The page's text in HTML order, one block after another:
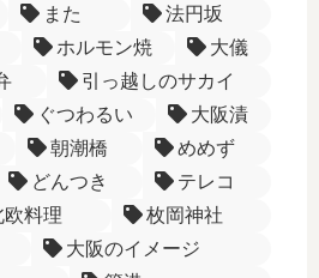
また
法円坂
ホルモン焼
大儀
引っ越しのサカイ
ぐつわるい
大阪漬
朝潮橋
めめず
どんつき
テレコ
欧料理
枚岡神社
大阪のイメージ